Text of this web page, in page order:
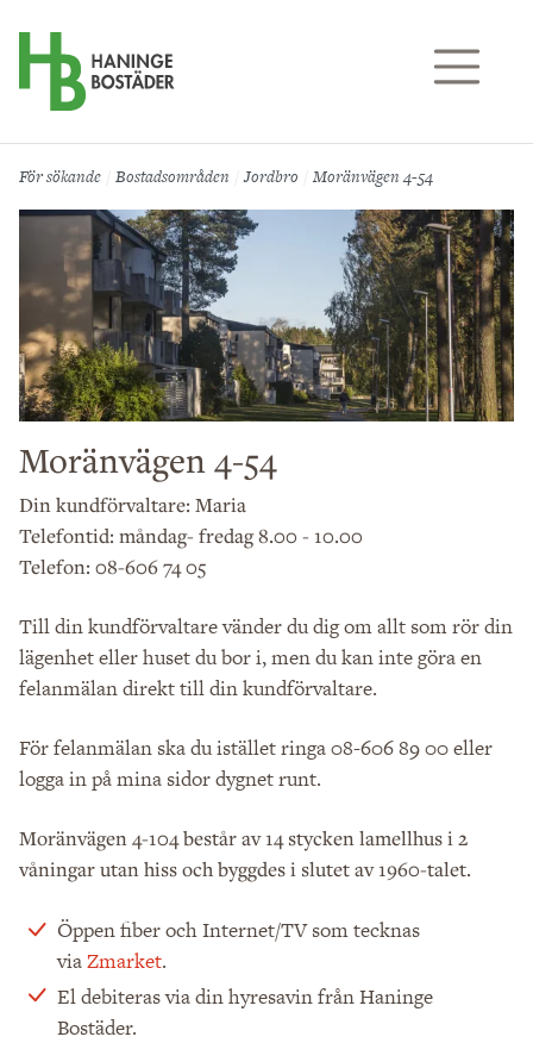
För sökande Bostadsområden Jordbro Moränvägen 4-54
Moränvägen 4-54
Din kundförvaltare: Maria
Telefontid: måndag- fredag 8.00 - 10.00
Telefon: 08-606 74 05
Till din kundförvaltare vänder du dig om allt som rör din
lägenhet eller huset du bor i, men du kan inte göra en
felanmälan direkt till din kundförvaltare.
För felanmälan ska du istället ringa 08-606 89 00 eller
logga in på mina sidor dygnet runt.
Moränvägen 4-104 består av 14 stycken lamellhus i 2
våningar utan hiss och byggdes i slutet av 1960-talet.
Öppen fiber och Internet/TV som tecknas
viaZmarket.
El debiteras via din hyresavin från Haninge
Bostäder.